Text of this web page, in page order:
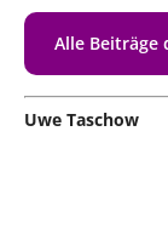
Alle Beiträge
Uwe Taschow